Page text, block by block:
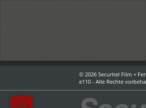
© 2026 Securitel Film +
e110 - Alle Rechte